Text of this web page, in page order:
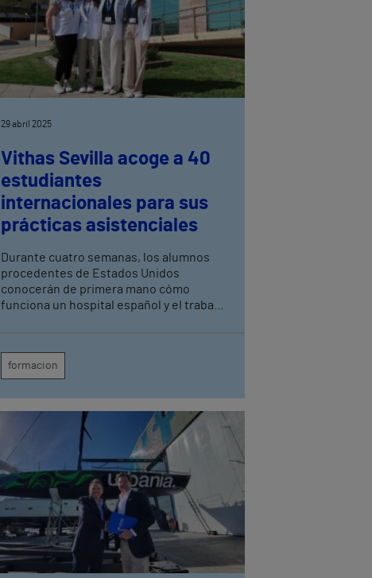
29 abril 2025
Vithas Sevilla acoge a 40
estudiantes
internacionales para sus
prácticas asistenciales
Durante cuatro semanas, los alumnos
procedentes de Estados Unidos
conocerán de primera mano cómo
funciona un hospital español y el trabajo
compromiso de Vithas Sevilla con la
formación universitaria
formacion